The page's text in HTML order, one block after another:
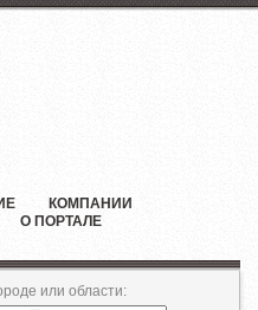
КОМПАНИИ
О ПОРТАЛЕ
или области: